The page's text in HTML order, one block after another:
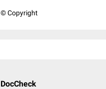
© Copyright
DocCheck